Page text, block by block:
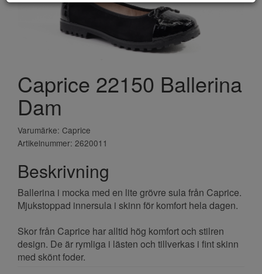
Caprice 22150 Ballerina
Dam
Varumärke: Caprice
Artikelnummer: 2620011
Beskrivning
Ballerina i mocka med en lite grövre sula från Caprice.
Mjukstoppad innersula i skinn för komfort hela dagen.
Skor från Caprice har alltid hög komfort och stilren
design. De är rymliga i lästen och tillverkas i fint skinn
med skönt foder.